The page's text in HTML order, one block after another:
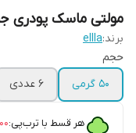
مولتی ماسک پودری
برند:ellla
حجم
۵۰ گرمی
6 عددی
هر قسط با ترب‌پی: